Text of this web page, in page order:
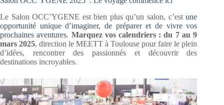
Le Salon OCC’YGENE est bien plus qu’un salon, c’estune
opportunité unique d’imaginer, de préparer et de vivre vos
prochaines aventures. Marquez vos calendriers : du 7 au 9
mars 2025, direction le MEETT à Toulouse pour faire le plein
d’idées, rencontrer des passionnés et découvrir des
destinations incroyables.